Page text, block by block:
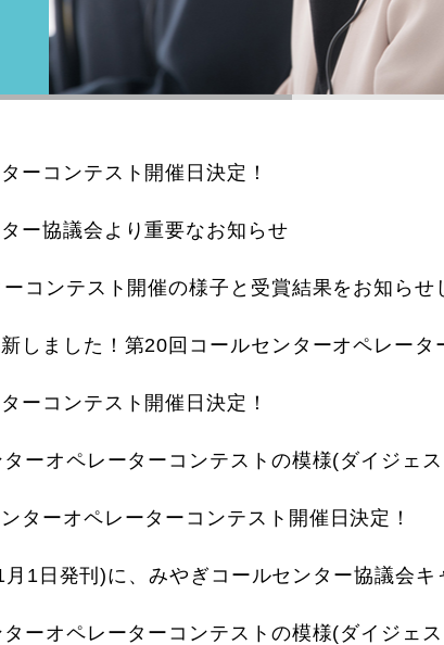
ーコンテスト開催日決定！
ー協議会より重要なお知らせ
コンテスト開催の様子と受賞結果をお知らせ
しました！第20回コールセンターオペレータ
ーコンテスト開催日決定！
ターオペレーターコンテスト開催日決定！